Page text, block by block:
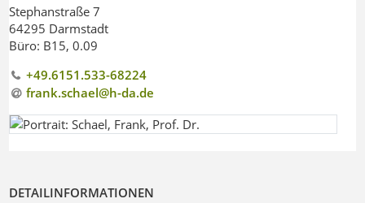
Stephanstraße 7
64295 Darmstadt
Büro: B15, 0.09
+49.6151.533-68224
frank.schael@h-da.de
DETAILINFORMATIONEN